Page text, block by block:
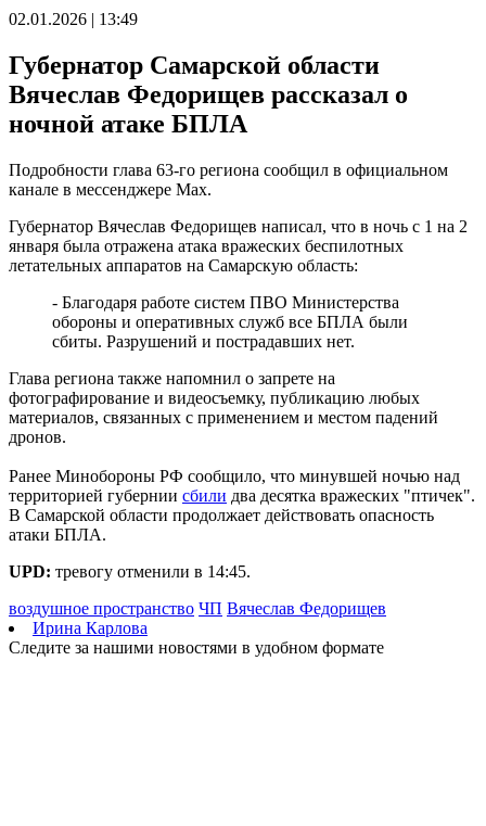
06.08.2026 | 18:53
06.08.2026 | 18:46
В Самарской области прошло первое заседание Экспертного
клуба для общественного контроля за выборами
06.08.2026 | 18:26
звездами
06.08.2026 | 17:56
16-летний подросток восстанавливается в больнице после
налета БПЛА
06.08.2026 | 17:46
На судоремонтном заводе Самары заложили кили двух новых
пассажирских судов
06.08.2026 | 17:42
Жителей Тольятти приглашают на набережную на шоу-
вечеринку
06.08.2026 | 17:23
Стало известно, на каких улицах Самары постригли газоны 6
августа
06.08.2026 | 17:10
На железнодорожных переездах Самарской области
06.08.2026 | 17:09
Бесплатные тренировки и танцы: куда сходить в Самаре 7
августа
06.08.2026 | 17:05
нарезанными газетами вместо денег
В первый день окружных соревнований проекта для
работающей молодежи "МолоТ" команда Самарской области
показала достойный результат
02.01.2026 | 13:49
Губернатор Самарской области
Вячеслав Федорищев рассказал о
ночной атаке БПЛА
Подробности глава 63-го региона сообщил в официальном
канале в мессенджере Max.
Губернатор Вячеслав Федорищев написал, что в ночь с 1 на 2
января была отражена атака вражеских беспилотных
летательных аппаратов на Самарскую область:
- Благодаря работе систем ПВО Министерства
обороны и оперативных служб все БПЛА были
сбиты. Разрушений и пострадавших нет.
Глава региона также напомнил о запрете на
фотографирование и видеосъемку, публикацию любых
материалов, связанных с применением и местом падений
дронов.
Ранее Минобороны РФ сообщило, что минувшей ночью над
территорией губернии сбили два десятка вражеских "птичек".
В Самарской области продолжает действовать опасность
атаки БПЛА.
UPD: тревогу отменили в 14:45.
воздушное пространство ЧП Вячеслав Федорищев
Ирина Карлова
Следите за нашими новостями в удобном формате